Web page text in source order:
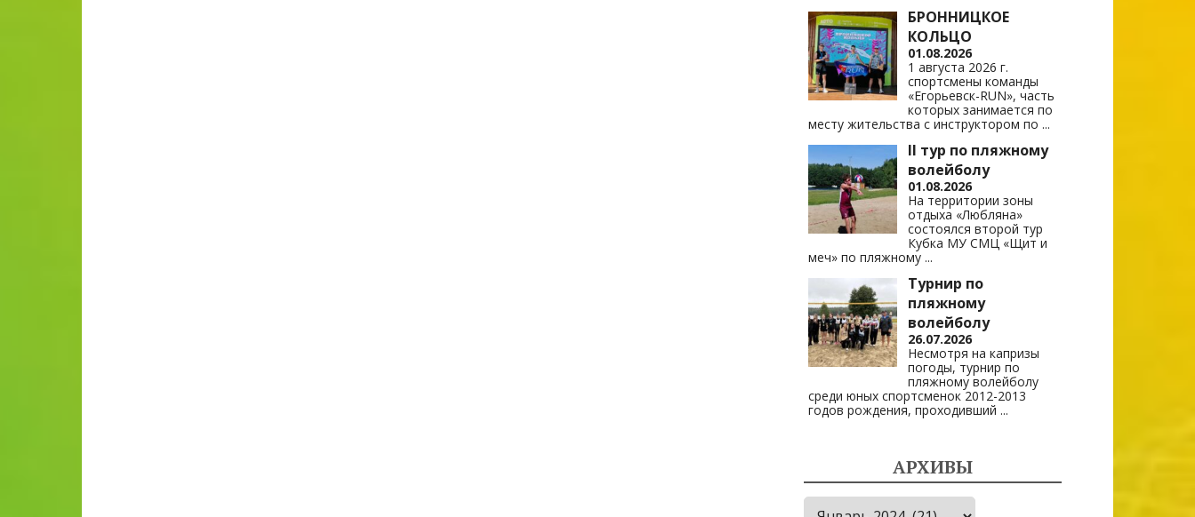
БРОННИЦКОЕ
КОЛЬЦО
01.08.2026
1 августа 2026 г.
спортсмены команды
«Егорьевск-RUN», часть
которых занимается по
месту жительства с инструктором по ...
II тур по пляжному
волейболу
01.08.2026
На территории зоны
отдыха «Любляна»
состоялся второй тур
Кубка МУ СМЦ «Щит и
меч» по пляжному ...
Турнир по
пляжному
волейболу
26.07.2026
Несмотря на капризы
погоды, турнир по
пляжному волейболу
среди юных спортсменок 2012-2013
годов рождения, проходивший ...
АРХИВЫ
Архивы